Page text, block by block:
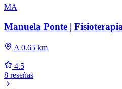
MA
Manuela Ponte |
A 0.65 km
4.5
8 reseñas